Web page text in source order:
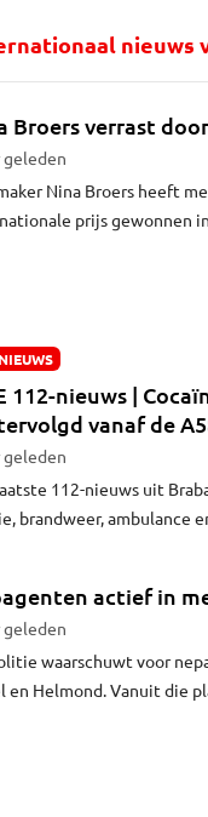
nieuws
Broers verrast
geleden
Nina Broers heeft
prijs gewonnen
112-nieuws |
vanaf de
waarschuwt
geleden
112-nieuws uit
brandweer, ambulance
actief in
geleden
waarschuwt voor
en Helmond. Vanuit die